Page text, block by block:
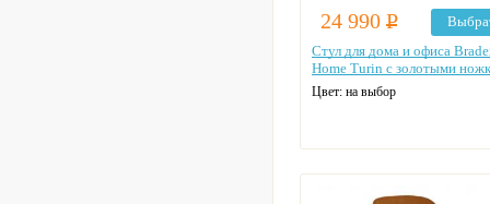
24 990 Р
Стул для дома и офиса
Home Turin с золотыми
Цвет: на выбор